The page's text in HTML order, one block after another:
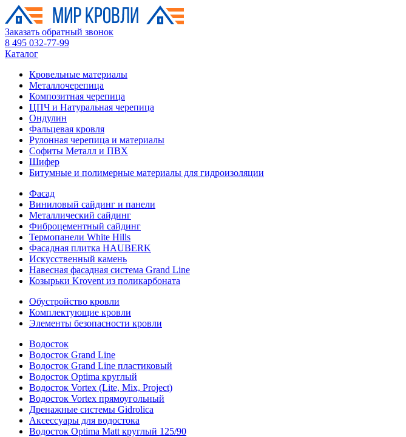
Заказать обратный звонок
8 495 032-77-99
Каталог
Кровельные материалы
Металлочерепица
Композитная черепица
ЦПЧ и Натуральная черепица
Ондулин
Фальцевая кровля
Рулонная черепица и материалы
Софиты Металл и ПВХ
Шифер
Битумные и полимерные материалы для гидроизоляции
Фасад
Виниловый сайдинг и панели
Металлический сайдинг
Фиброцементный сайдинг
Термопанели White Hills
Фасадная плитка HAUBERK
Искусственный камень
Навесная фасадная система Grand Line
Козырьки Krovent из поликарбоната
Обустройство кровли
Комплектующие кровли
Элементы безопасности кровли
Водосток
Водосток Grand Line
Водосток Grand Line пластиковый
Водосток Optima круглый
Водосток Vortex (Lite, Mix, Project)
Водосток Vortex прямоугольный
Дренажные системы Gidrolica
Аксессуары для водостока
Водосток Optima Matt круглый 125/90